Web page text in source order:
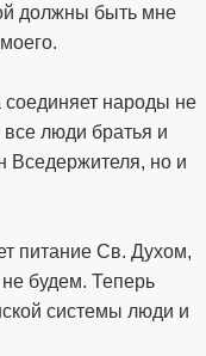
должны быть мне
народы не
все люди братья и
Вседержителя, но и
питание Св. Духом,
будем. Теперь
системы люди и